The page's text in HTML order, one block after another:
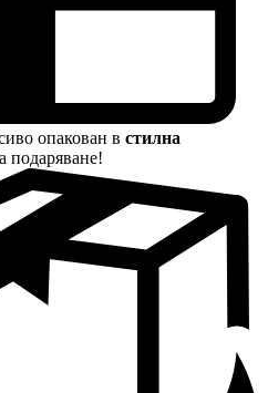
опакован в стилна
подаряване!